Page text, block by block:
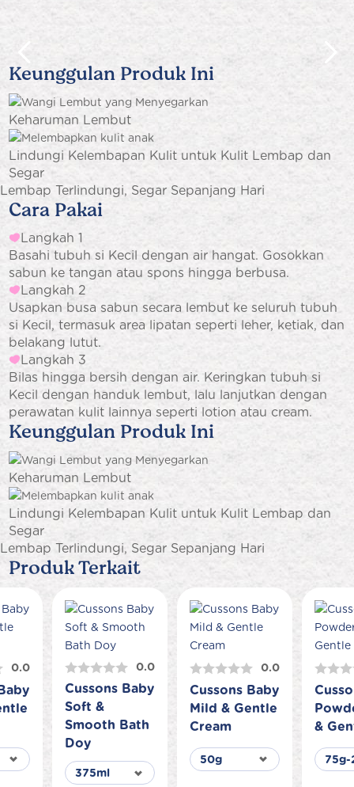
Keunggulan Produk Ini
Keharuman Lembut
Lindungi Kelembapan Kulit untuk Kulit Lembap dan
Segar
Lembap Terlindungi, Segar Sepanjang Hari
Cara Pakai
Langkah 1
Basahi tubuh si Kecil dengan air hangat. Gosokkan
sabun ke tangan atau spons hingga berbusa.
Langkah 2
Usapkan busa sabun secara lembut ke seluruh tubuh
si Kecil, termasuk area lipatan seperti leher, ketiak, dan
belakang lutut.
Langkah 3
Bilas hingga bersih dengan air. Keringkan tubuh si
Kecil dengan handuk lembut, lalu lanjutkan dengan
perawatan kulit lainnya seperti lotion atau cream.
Keunggulan Produk Ini
Keharuman Lembut
Lindungi Kelembapan Kulit untuk Kulit Lembap dan
Segar
Lembap Terlindungi, Segar Sepanjang Hari
Produk Terkait
0.0 0.0
Cussons Baby
Soft &
Smooth Bath
Doy
0.0
Cussons Baby
Mild & Gentle
Cream
&